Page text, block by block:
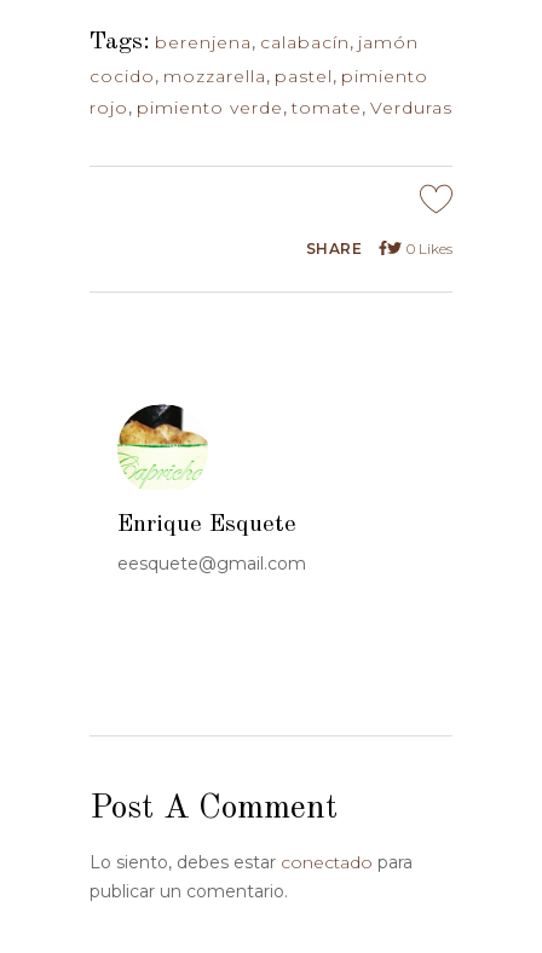
Tags: berenjena, calabacín, jamón
cocido, mozzarella, pastel, pimiento
rojo, pimiento verde,tomate, Verduras
SHARE 0 Likes
Enrique Esquete
eesquete@gmail.com
Post A Comment
Lo siento, debes estar conectado para
publicar un comentario.